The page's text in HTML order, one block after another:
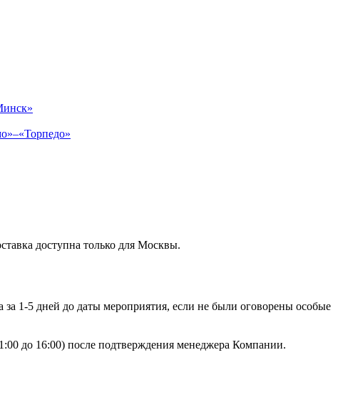
доступна только для Москвы.
1-5 дней до даты мероприятия, если не были оговорены особые
до 16:00) после подтверждения менеджера Компании.